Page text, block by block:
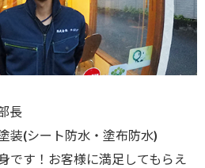
長
装(シート防水・塗布防水)
です！お客様に満足してもらえ